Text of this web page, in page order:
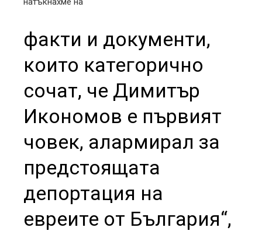
факти и документи,
които категорично
сочат, че Димитър
Икономов е първият
човек, алармирал за
предстоящата
депортация на
евреите от България“,